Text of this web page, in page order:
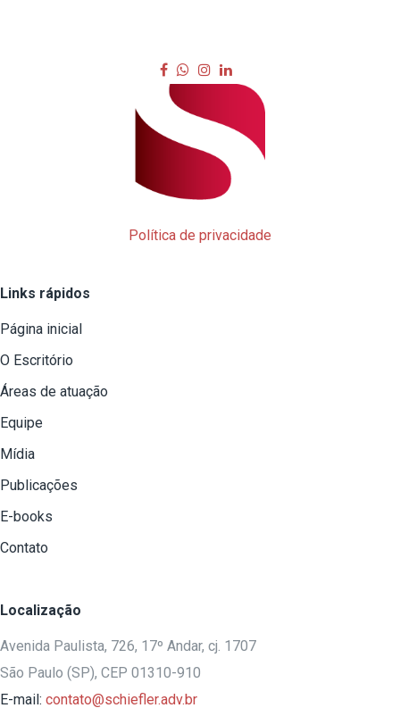
Política de privacidade
Links rápidos
Página inicial
O Escritório
Áreas de atuação
Equipe
Mídia
Publicações
E-books
Contato
Localização
Avenida Paulista, 726, 17º Andar, cj. 1707
São Paulo (SP), CEP 01310-910
E-mail: contato@schiefler.adv.br